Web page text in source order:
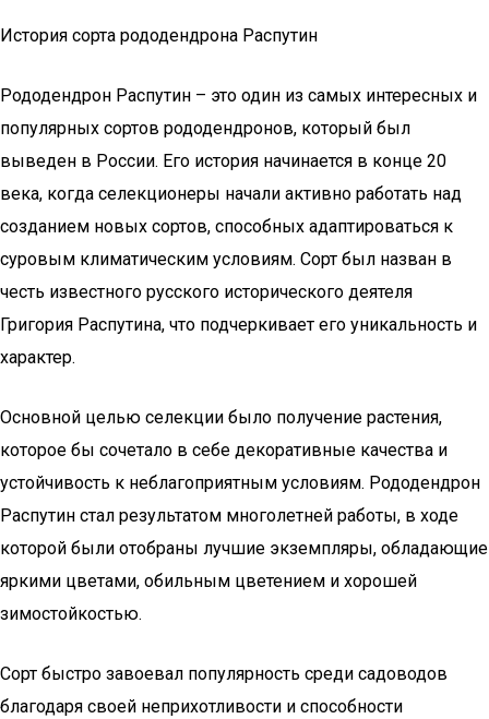
История сорта рододендрона Распутин
Рододендрон Распутин – это один из самых интересных и
популярных сортов рододендронов, который был
выведен в России. Его история начинается в конце 20
века, когда селекционеры начали активно работать над
созданием новых сортов, способных адаптироваться к
суровым климатическим условиям. Сорт был назван в
честь известного русского исторического деятеля
Григория Распутина, что подчеркивает его уникальность и
характер.
Основной целью селекции было получение растения,
которое бы сочетало в себе декоративные качества и
устойчивость к неблагоприятным условиям. Рододендрон
Распутин стал результатом многолетней работы, в ходе
которой были отобраны лучшие экземпляры, обладающие
яркими цветами, обильным цветением и хорошей
зимостойкостью.
Сорт быстро завоевал популярность среди садоводов
благодаря своей неприхотливости и способности